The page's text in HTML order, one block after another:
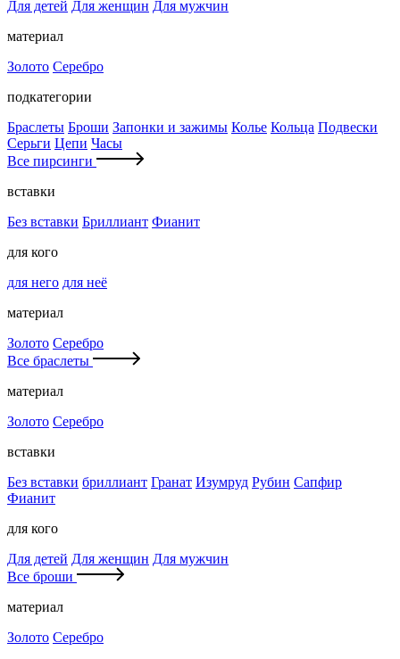
Для детей Для женщин Для мужчин
материал
Золото Серебро
подкатегории
Браслеты Броши Запонки и зажимы Колье Кольца Подвески
Серьги Цепи Часы
Все пирсинги
вставки
Без вставки Бриллиант Фианит
для кого
для него для неё
материал
Золото Серебро
Все браслеты
материал
Золото Серебро
вставки
Без вставки бриллиант Гранат Изумруд Рубин Сапфир
Фианит
для кого
Для детей Для женщин Для мужчин
Все броши
материал
Золото Серебро